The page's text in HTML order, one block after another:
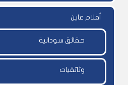
أفلام عاين
حقائق سودانية
وثائقيات